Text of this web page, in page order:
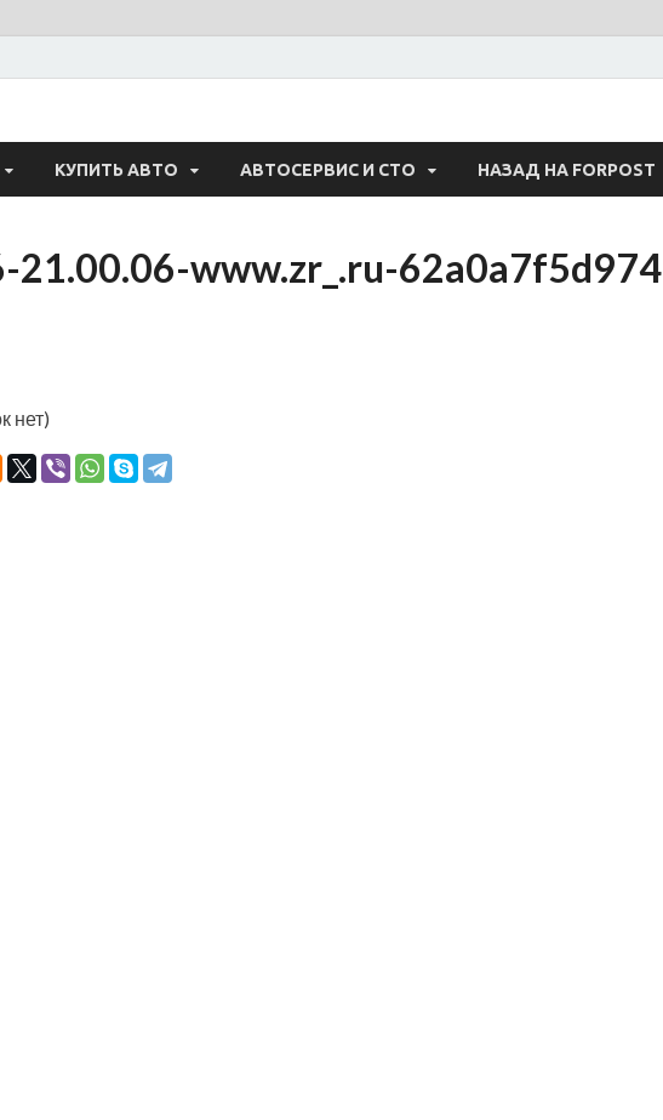
— Авто
КУПИТЬ АВТО АВТОСЕРВИС И СТО НАЗАД НА FORPOST
21.00.06-www.zr_.ru-62a0a7f5d974
нет)